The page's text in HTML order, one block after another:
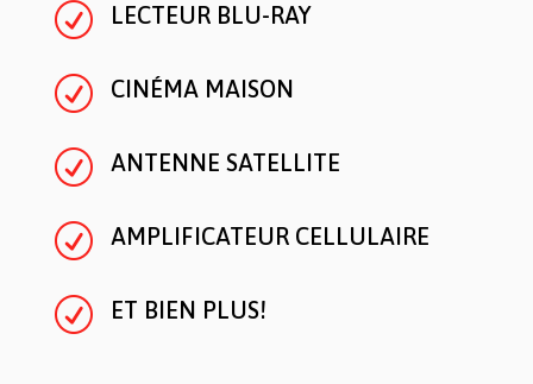
R LECTEUR BLU-RAY
R CINÉMA MAISON
R ANTENNE SATELLITE
R AMPLIFICATEUR CELLULAIRE
R ET BIEN PLUS!